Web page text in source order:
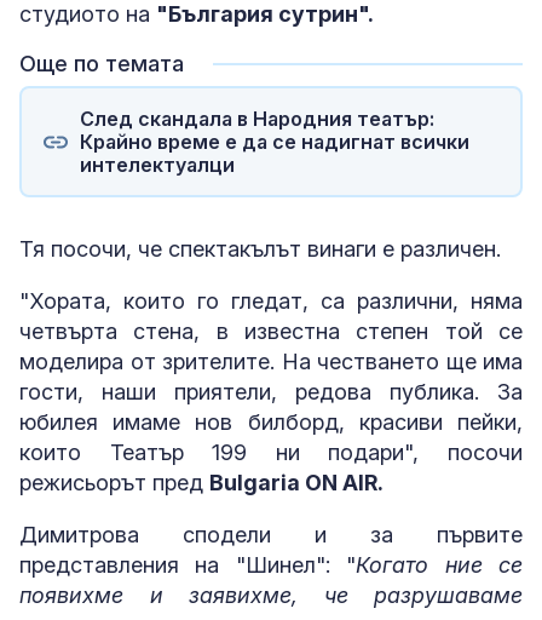
студиото на "България сутрин".
Още по темата
След скандала в Народния театър:
Крайно време е да се надигнат всички
интелектуалци
Тя посочи, че спектакълът винаги е различен.
"Хората, които го гледат, са различни, няма
четвърта стена, в известна степен той се
моделира от зрителите. На честването ще има
гости, наши приятели, редова публика. За
юбилея имаме нов билборд, красиви пейки,
които Театър 199 ни подари", посочи
режисьорът пред Bulgaria ON AIR.
Димитрова сподели и за първите
представления на "Шинел": "Когато ние се
появихме и заявихме, че разрушаваме